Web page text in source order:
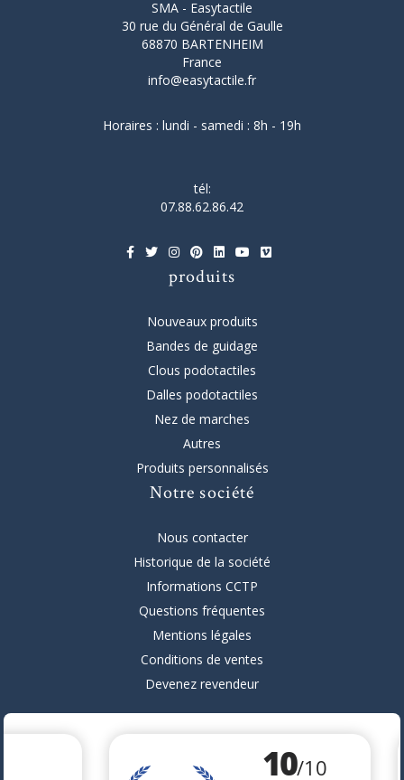
SMA - Easytactile
30 rue du Général de Gaulle
68870 BARTENHEIM
France
info@easytactile.fr
Horaires : lundi - samedi : 8h - 19h
tél:
07.88.62.86.42
produits
Nouveaux produits
Bandes de guidage
Clous podotactiles
Dalles podotactiles
Nez de marches
Autres
Produits personnalisés
Notre société
Nous contacter
Historique de la société
Informations CCTP
Questions fréquentes
Mentions légales
Conditions de ventes
Devenez revendeur